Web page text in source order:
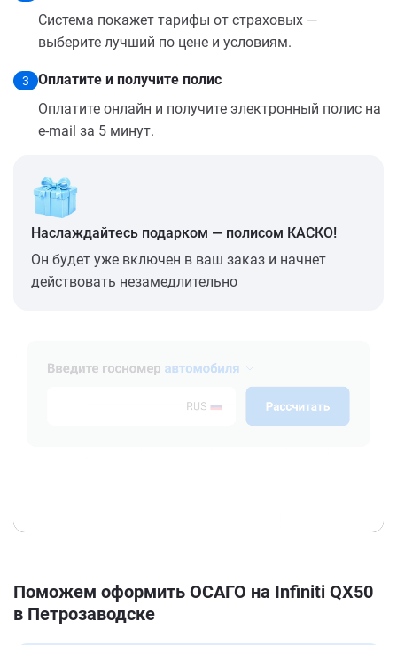
Система покажет тарифы от страховых —
выберите лучший по цене и условиям.
3
Оплатите и получите полис
Оплатите онлайн и получите электронный полис на
e-mail за 5 минут.
Наслаждайтесь подарком — полисом КАСКО!
Он будет уже включен в ваш заказ и начнет
действовать незамедлительно
Поможем оформить ОСАГО на Infiniti QX50
в Петрозаводске